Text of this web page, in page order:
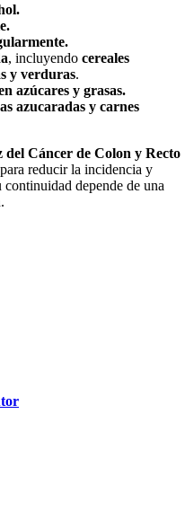
, incluyendo cereales
y verduras.
azúcares y grasas.
azucaradas y carnes
del Cáncer de Colon y Recto
reducir la incidencia y
depende de una